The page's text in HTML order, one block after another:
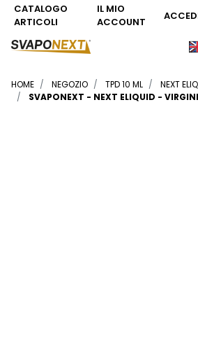
CATALOGO
ARTICOLI
IL MIO
ACCOUNT
HOME NEGOZIO TPD 10 ML
NEXT
SVAPONEXT - NEXT ELIQUID -